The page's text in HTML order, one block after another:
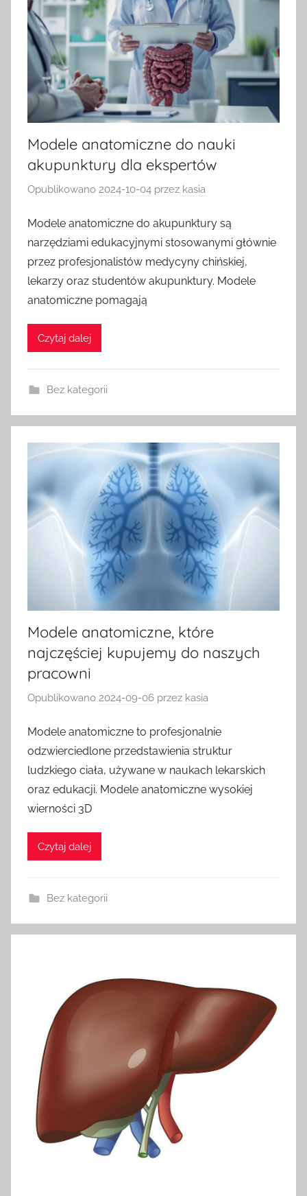
Modele anatomiczne do nauki
akupunktury dla ekspertów
Opublikowano 2024-10-04 przez kasia
Modele anatomiczne do akupunktury są
narzędziami edukacyjnymi stosowanymi głównie
przez profesjonalistów medycyny chińskiej,
lekarzy oraz studentów akupunktury. Modele
anatomiczne pomagają
Czytaj dalej
Bez kategorii
Modele anatomiczne, które
najczęściej kupujemy do naszych
pracowni
Opublikowano 2024-09-06 przez kasia
Modele anatomiczne to profesjonalnie
odzwierciedlone przedstawienia struktur
ludzkiego ciała, używane w naukach lekarskich
oraz edukacji. Modele anatomiczne wysokiej
wierności 3D
Czytaj dalej
Bez kategorii